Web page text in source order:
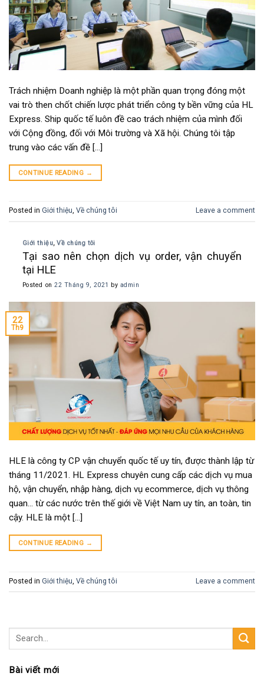
Trách nhiệm Doanh nghiệp là một phần quan trọng đóng một
vai trò then chốt chiến lược phát triển công ty bền vững của HL
Express. Ship quốc tế luôn đề cao trách nhiệm của mình đối
với Cộng đồng, đối với Môi trường và Xã hội. Chúng tôi tập
trung vào các vấn đề […]
CONTINUE READING →
Posted in Giới thiệu, Về chúng tôi Leave a comment
Giới thiệu,Về chúng tôi
Tại sao nên chọn dịch vụ order, vận chuyển
tại HLE
Posted on22 Tháng 9, 2021 by admin
22
Th9
HLE là công ty CP vận chuyển quốc tế uy tín, được thành lập từ
tháng 11/2021. HL Express chuyên cung cấp các dịch vụ mua
hộ, vận chuyển, nhập hàng, dịch vụ ecommerce, dịch vụ thông
quan… từ các nước trên thế giới về Việt Nam uy tín, an toàn, tin
cậy. HLE là một […]
CONTINUE READING →
Posted in Giới thiệu Về chúng tôi Leave a comment
Bài viết mới